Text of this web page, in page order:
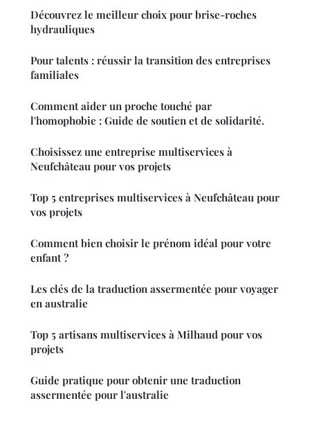
Découvrez le meilleur choix pour brise-roches
hydrauliques
Pour talents : réussir la transition des entreprises
familiales
Comment aider un proche touché par
l'homophobie : Guide de soutien et de solidarité.
Choisissez une entreprise multiservices à
Neufchâteau pour vos projets
Top 5 entreprises multiservices à Neufchâteau pour
vos projets
Comment bien choisir le prénom idéal pour votre
enfant ?
Les clés de la traduction assermentée pour voyager
en australie
Top 5 artisans multiservices à Milhaud pour vos
projets
Guide pratique pour obtenir une traduction
assermentée pour l'australie